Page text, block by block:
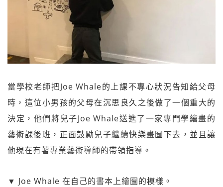
當學校老師把Joe Whale的上課不專心狀況告知給父母
時，這位小男孩的父母在沉思良久之後做了一個重大的
決定，他們將兒子Joe Whale送進了一家專門學繪畫的
藝術課後班，正面鼓勵兒子繼續快樂畫圖下去，並且讓
他現在有著專業藝術導師的帶領指導。
▼ Joe Whale 在自己的書本上繪圖的模樣。